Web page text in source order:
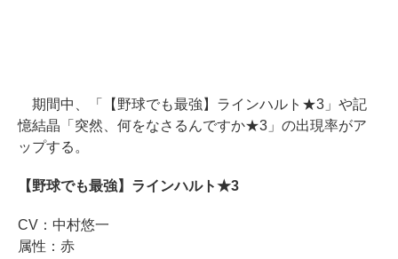
期間中、「【野球でも最強】ラインハルト★3」や記
憶結晶「突然、何をなさるんですか★3」の出現率がア
ップする。
【野球でも最強】ラインハルト★3
CV：中村悠一
属性：赤